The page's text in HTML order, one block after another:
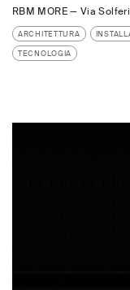
RBM MORE— Via
ARCHITETTURA
TECNOLOGIA